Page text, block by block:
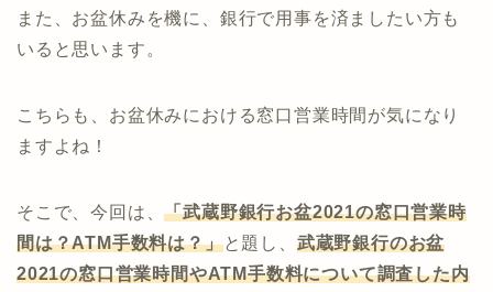
また、お盆休みを機に、銀行で用事を済ましたい方も
いると思います。
こちらも、お盆休みにおける窓口営業時間が気になり
ますよね！
そこで、今回は、「武蔵野銀行お盆2021の窓口営業時
間は？ATM手数料は？」と題し、 武蔵野銀行のお盆
2021の窓口営業時間やATM手数料について調査した内